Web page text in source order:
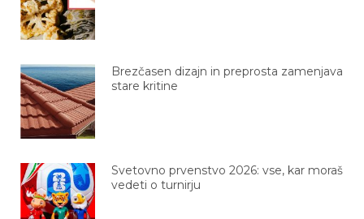
Brezčasen dizajn in preprosta zamenjava
stare kritine
Svetovno prvenstvo 2026: vse, kar moraš
vedeti o turnirju